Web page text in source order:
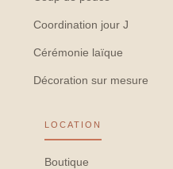
Coordination jour J
Cérémonie laïque
Décoration sur mesure
LOCATION
Boutique